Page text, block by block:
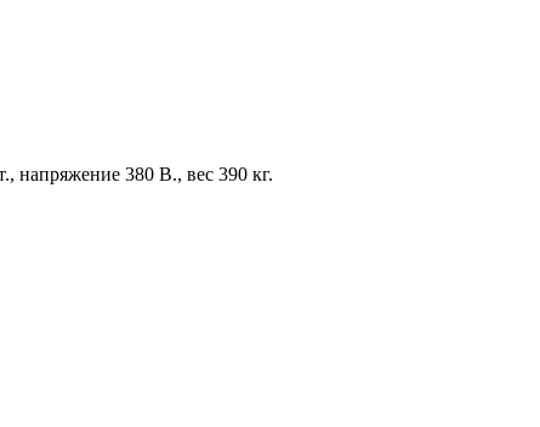
напряжение 380 В., вес 390 кг.